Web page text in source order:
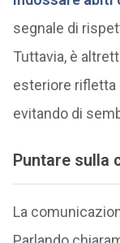
segnale di
Tuttavia, è
esteriore rifletta
evitando di
Puntare sulla
La